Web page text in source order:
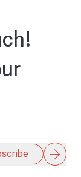
arrow_forward